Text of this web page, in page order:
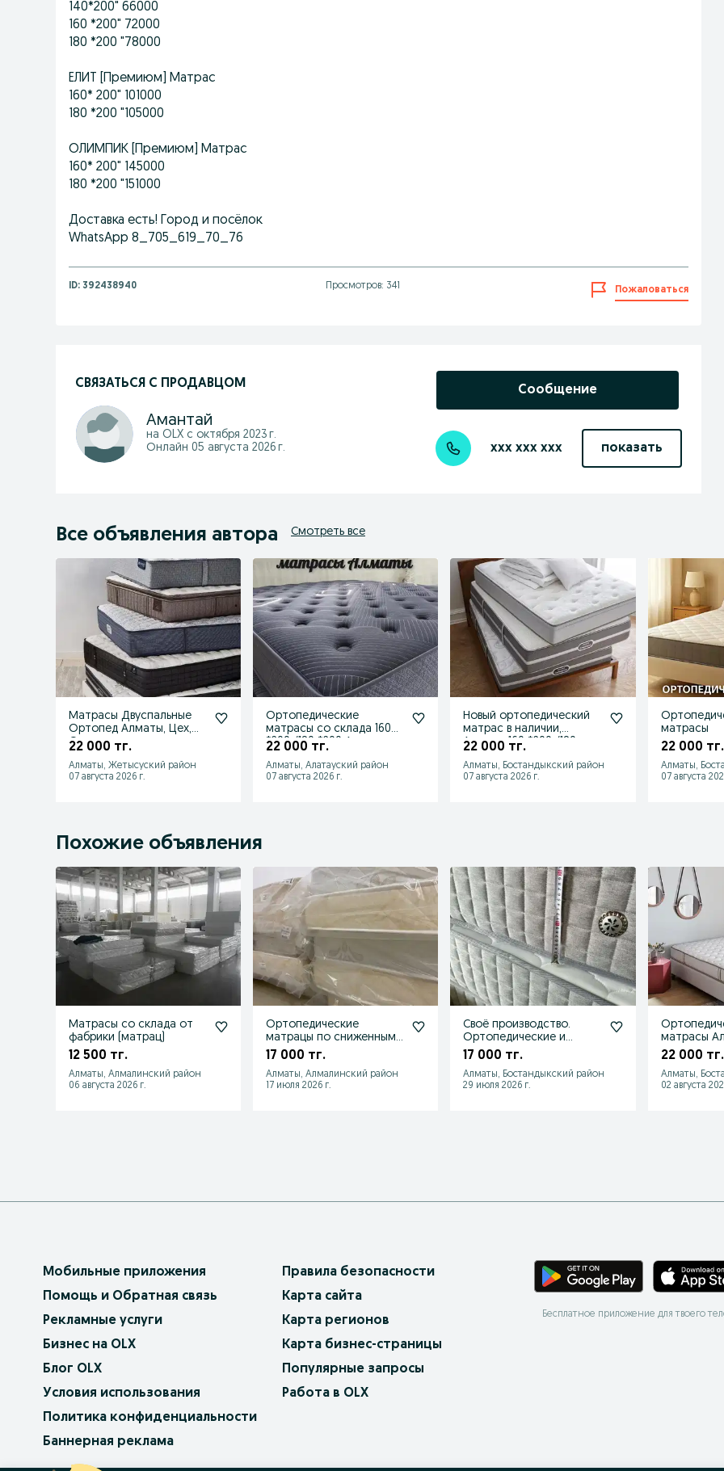
140*200" 66000
160 *200" 72000
180 *200 "78000
ЕЛИТ [Премиюм] Матрас
160* 200" 101000
180 *200 "105000
ОЛИМПИК [Премиюм] Матрас
160* 200" 145000
180 *200 "151000
Доставка есть! Город и посёлок
WhatsApp 8_705_619_70_76
ID: 392438940 Просмотров: 341 Пожаловаться
СВЯЗАТЬСЯ С ПРОДАВЦОМ
Амантай
на OLX с октября 2023 г.
Онлайн 05 августа 2026 г.
Сообщение
xxx xxx xxx показать
Все объявления автора Смотреть все
Матрасы Двуспальные
Ортопед Алматы, Цех,
Ортопед
22 000 тг.
Алматы, Жетысуский район
07 августа 2026 г.
Ортопедические
матрасы со склада 160
*200 /180 *200 Алматы
22 000 тг.
Алматы, Алатауский район
07 августа 2026 г.
Новый ортопедический
матрас в наличии,
Алматы 160 *200 /180
22 000 тг.
Алматы, Бостандыкский район
07 августа 2026 г.
матрасы
22 000 тг.
Алматы,
07 августа
Похожие объявления
Матрасы со склада от
фабрики (матрац)
12 500 тг.
Алматы, Алмалинский район
06 августа 2026 г.
Ортопедические
матрацы по сниженным
ценам
17 000 тг.
Алматы, Алмалинский район
17 июля 2026 г.
Своё производство.
Ортопедические и
полуортопедические
17 000 тг.
Алматы, Бостандыкский район
29 июля 2026 г.
матрасы
22 000 тг.
Алматы,
02 августа
Мобильные приложения
Помощь и Обратная связь
Рекламные услуги
Бизнес на OLX
Блог OLX
Условия использования
Политика конфиденциальности
Баннерная реклама
Правила безопасности
Карта сайта
Карта регионов
Карта бизнес-страницы
Популярные запросы
Работа в OLX
Бесплатное приложение для твоего